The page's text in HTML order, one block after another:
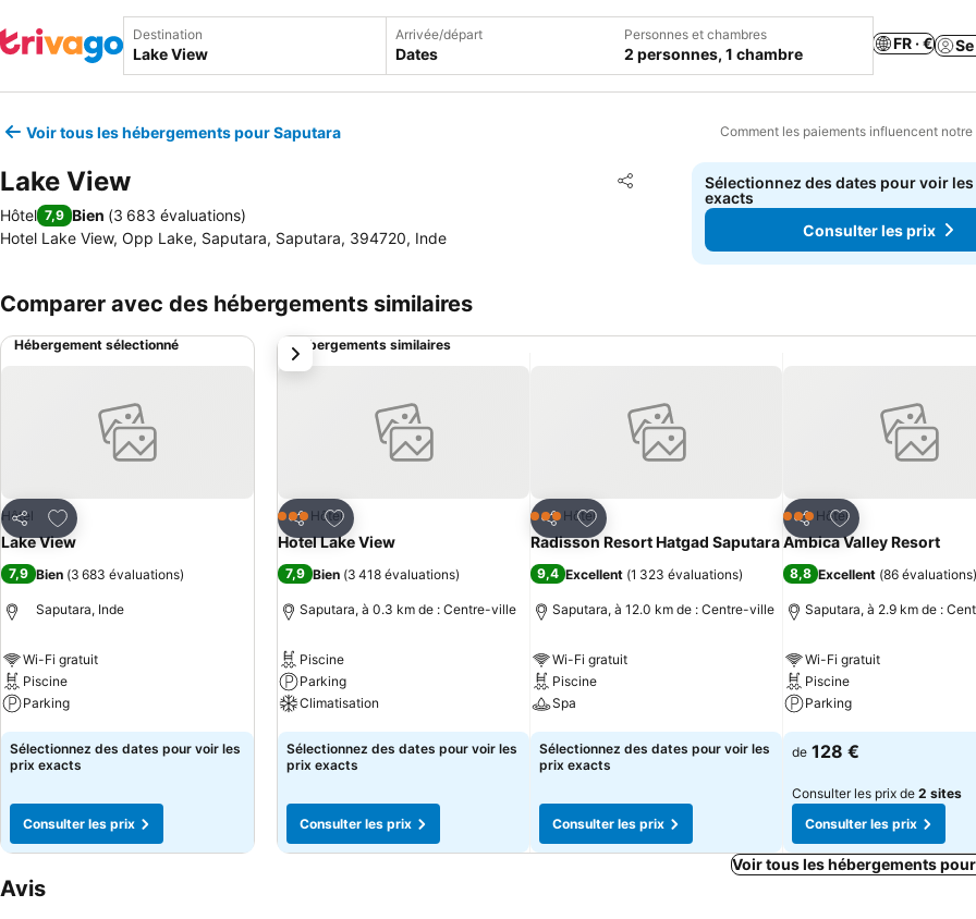
Destination Arrivée/départ
Dates
Personnes et chambres
2 personnes, 1 chambre
FR · €
Voir tous les hébergements pour Saputara Comment les paiements influencent
Lake View Partager
Ajouter à mes favoris
Hôtel 7,9 Bien (3 683 évaluations)
Hotel Lake View, Opp Lake, Saputara, Saputara, 394720, Inde
Sélectionnez des dates pour voir
exacts
Consulter les prix
Comparer avec des hébergements similaires
Hébergement sélectionné
Partager
Ajouter à mes favoris
Hôtel
Lake View
7,9 Bien (3 683 évaluations)
Saputara, Inde
Wi-Fi gratuit
Piscine
Parking
Consulter les prix
Sélectionnez des dates pour voir les
prix exacts
Consulter les prix
Hébergements similaires
Partager
Ajouter à mes favoris
3 ÉtoilesHôtel
Hotel Lake View
7,9 Bien (3 418 évaluations)
Saputara, à 0.3 km de : Centre-ville
Piscine
Parking
Climatisation
Consulter les prix
Sélectionnez des dates pour voir les
prix exacts
Consulter les prix
Partager
Ajouter à mes favoris
3 ÉtoilesHôtel
Radisson Resort Hatgad Saputara
9,4 Excellent (1 323 évaluations)
Saputara, à 12.0 km de : Centre-ville
Wi-Fi gratuit
Piscine
Spa
Consulter les prix
Sélectionnez des dates pour voir les
prix exacts
Consulter les prix
Partager
Ajouter à mes
3 ÉtoilesHôtel
Ambica Valley Resort
8,8 Excellent (86 évaluations)
Saputara, à 2.9 km de :
Wi-Fi gratuit
Piscine
Parking
Consulter les prix
de 128 €
Consulter les prix de 2 sites
Consulter les prix
suivant
Voir tous les hébergements
Avis